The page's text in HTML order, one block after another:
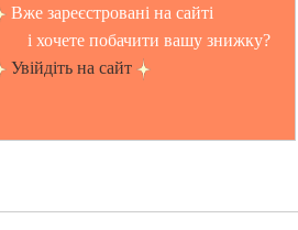
Вже зареєстровані на сайті
і хочете побачити вашу знижку?
Увійдіть на сайт